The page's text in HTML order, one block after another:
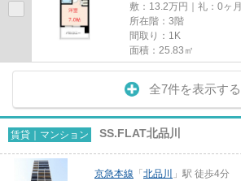
敷：13.2万円｜礼：0ヶ月
所在階：3階
間取り：1K
面積：25.83㎡
全7件を表示する
賃貸｜マンション SS.FLAT北品川
京急本線 「 北品川
」駅 徒歩4分